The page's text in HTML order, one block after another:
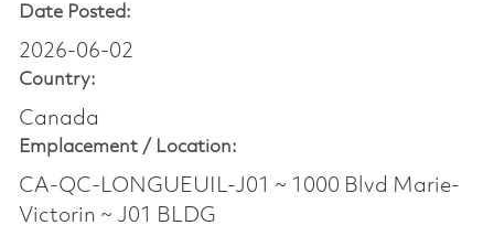
Date Posted:
2026-06-02
Country:
Canada
Emplacement / Location:
CA-QC-LONGUEUIL-J01 ~ 1000 Blvd Marie-
Victorin ~ J01 BLDG